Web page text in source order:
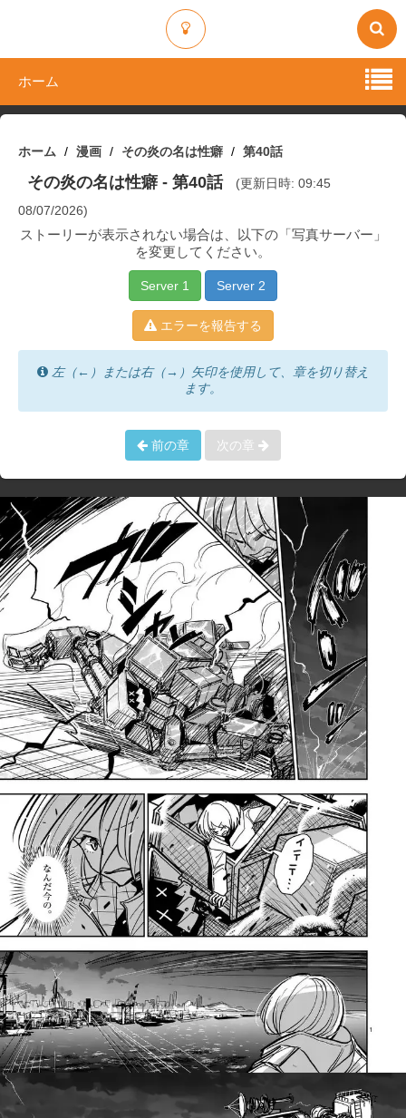
ホーム
ホーム 漫画 その炎の名は性癖 第40話
その炎の名は性癖 - 第40話
(更新日時: 09:45
08/07/2026)
ストーリーが表示されない場合は、以下の「写真サーバー」
を変更してください。
Server 1 Server 2
エラーを報告する
左（←）または右（→）矢印を使用して、章を切り替え
ます。
前の章 次の章